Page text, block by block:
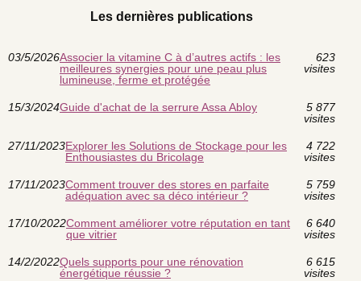
Les dernières publications
03/5/2026Associer la vitamine C à d’autres actifs : les
meilleures synergies pour une peau plus
lumineuse, ferme et protégée
623
visites
15/3/2024Guide d'achat de la serrure Assa Abloy
5 877
visites
27/11/2023Explorer les Solutions de Stockage pour les
Enthousiastes du Bricolage
4 722
visites
17/11/2023Comment trouver des stores en parfaite
adéquation avec sa déco intérieur ?
5 759
visites
17/10/2022Comment améliorer votre réputation en tant
que vitrier
6 640
visites
14/2/2022Quels supports pour une rénovation
énergétique réussie ?
6 615
visites